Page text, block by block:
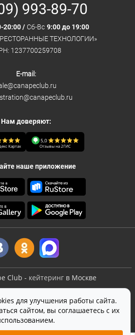
993-89-70
20:00 / Сб-Вс 9:00 до 19:00
ТЕХНОЛОГИИ»
1237700259708
E-mail:
Нам доверяют:
Картах
5,0
Отзывы на 2ГИС
наше приложение
Club - кейтеринг в Москве
конфиденциальности
персональных данных
SmartCaptcha
для улучшения работы сайта.
сайтом, вы соглашаетесь с их